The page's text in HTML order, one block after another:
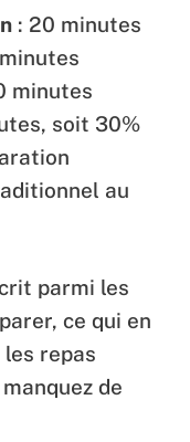
: 20 minutes
minutes
soit 30%
au
parmi les
ce qui en
repas
de